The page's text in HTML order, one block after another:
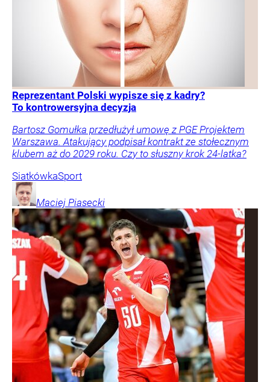
Reprezentant Polski wypisze się z kadry?
To kontrowersyjna decyzja
Bartosz Gomułka przedłużył umowę z PGE Projektem
Warszawa. Atakujący podpisał kontrakt ze stołecznym
klubem aż do 2029 roku. Czy to słuszny krok 24-latka?
SiatkówkaSport
Maciej Piasecki